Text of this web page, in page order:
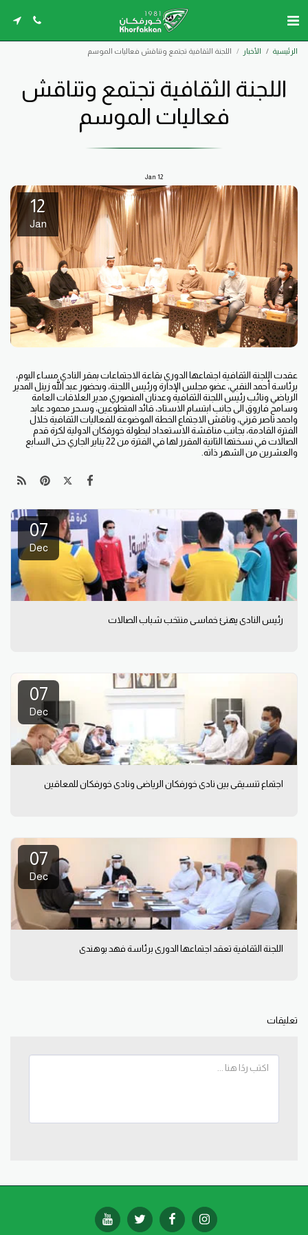
الرئيسية الأخبار اللجنة الثقافية تجتمع وتناقش فعاليات الموسم
اللجنة الثقافية تجتمع وتناقش
فعاليات الموسم
12
Jan
12
Jan
عقدت اللجنة الثقافية اجتماعها الدوري بقاعة الاجتماعات بمقر النادي مساء اليوم،
برئاسة أحمد النقبي، عضو مجلس الإدارة ورئيس اللجنة، وبحضور عبد الله زينل المدير
الرياضي ونائب رئيس اللجنة الثقافية وعدنان المنصوري مدير العلاقات العامة
وسامح فاروق الى جانب ابتسام الاستاد، قائد المتطوعين، وسحر محمود عابد
واحمد ناصر قرني، وناقش الاجتماع الخطة الموضوعة للفعاليات الثقافية خلال
الفترة القادمة، بجانب مناقشة الاستعداد لبطولة خورفكان الدولية لكرة قدم
الصالات في نسختها الثانية المقرر لها في الفترة من 22 يناير الجاري حتى السابع
والعشرين من الشهر ذاته.
07
Dec
رئيس النادي يهنئ خماسي منتخب شباب الصالات
07
Dec
اجتماع تنسيقي بين نادي خورفكان الرياضي ونادي خورفكان للمعاقين
07
Dec
اللجنة الثقافية تعقد اجتماعها الدوري برئاسة فهد بوهندي
تعليقات